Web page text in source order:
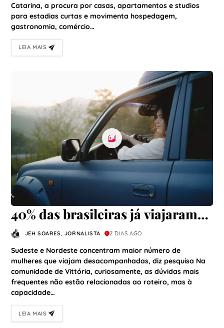
Catarina, a procura por casas, apartamentos e studios
para estadias curtas e movimenta hospedagem,
gastronomia, comércio…
LEIA MAIS
40% das brasileiras já viajaram
sozinhas; turismo precisa se
adaptar a novo perfil de viajante,
avalia especialista do setor
JEH SOARES, JORNALISTA 2 DIAS AGO
Sudeste e Nordeste concentram maior número de
mulheres que viajam desacompanhadas, diz pesquisa Na
comunidade de Vittória, curiosamente, as dúvidas mais
frequentes não estão relacionadas ao roteiro, mas à
capacidade…
LEIA MAIS